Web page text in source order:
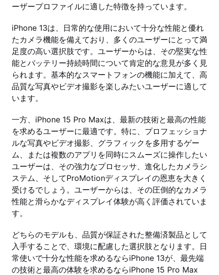
ーザープロファイルに適した特徴を持っています。
iPhone 13は、日常的な使用において十分な性能と優れ
たカメラ機能を備えており、多くのユーザーにとって満
足度の高い選択肢です。ユーザーからは、その堅実な性
能とバッテリー持続時間について肯定的な意見が多く見
られます。基本的なスマートフォンの機能に加えて、高
品質な写真やビデオ撮影を楽しみたいユーザーに適して
います。
一方、iPhone 15 Pro Maxは、最新の技術と最高の性能
を求めるユーザーに最適です。特に、プロフェッショナ
ルな写真やビデオ撮影、グラフィックを多用するゲー
ム、または複数のアプリを同時にスムーズに操作したい
ユーザーは、その強力なプロセッサ、進化したカメラシ
ステム、そしてProMotionディスプレイの恩恵を大きく
受けるでしょう。ユーザーからは、その圧倒的なカメラ
性能と滑らかなディスプレイ体験が高く評価されていま
す。
どちらのモデルも、品質が保証された整備済製品として
入手することで、環境に配慮した選択肢となります。日
常使いで十分な性能を求めるならiPhone 13が、最先端
の技術と最高の体験を求めるならiPhone 15 Pro Max